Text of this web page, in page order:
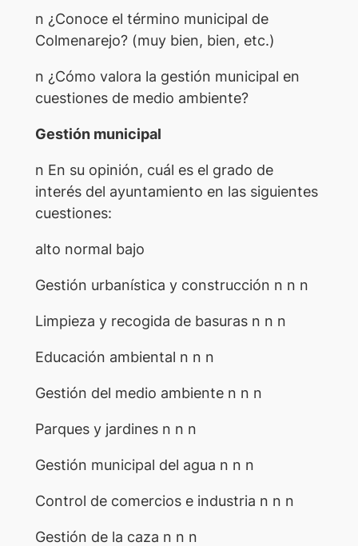
n ¿Conoce el término municipal de
Colmenarejo? (muy bien, bien, etc.)
n ¿Cómo valora la gestión municipal en
cuestiones de medio ambiente?
Gestión municipal
n En su opinión, cuál es el grado de
interés del ayuntamiento en las siguientes
cuestiones:
alto normal bajo
Gestión urbanística y construcción n n n
Limpieza y recogida de basuras n n n
Educación ambiental n n n
Gestión del medio ambiente n n n
Parques y jardines n n n
Gestión municipal del agua n n n
Control de comercios e industria n n n
Gestión de la caza n n n